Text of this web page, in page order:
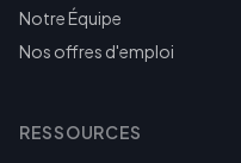
Notre Équipe
Nos offres d'emploi
RESSOURCES